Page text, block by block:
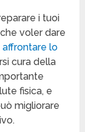
i tuoi
voler dare
lo
cura della
fisica, e
migliorare